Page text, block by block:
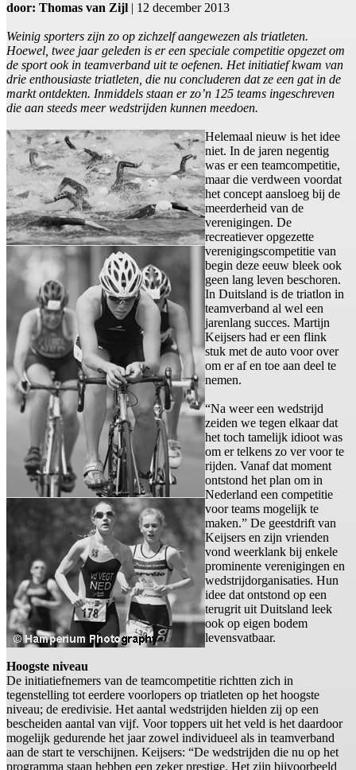
door: Thomas van Zijl | 12 december 2013
Weinig sporters zijn zo op zichzelf aangewezen als triatleten.
Hoewel, twee jaar geleden is er een speciale competitie opgezet om
de sport ook in teamverband uit te oefenen. Het initiatief kwam van
drie enthousiaste triatleten, die nu concluderen dat ze een gat in de
markt ontdekten. Inmiddels staan er zo’n 125 teams ingeschreven
die aan steeds meer wedstrijden kunnen meedoen.
Helemaal nieuw is het idee
niet. In de jaren negentig
was er een teamcompetitie,
maar die verdween voordat
het concept aansloeg bij de
meerderheid van de
verenigingen. De
recreatiever opgezette
verenigingscompetitie van
begin deze eeuw bleek ook
geen lang leven beschoren.
In Duitsland is de triatlon in
teamverband al wel een
jarenlang succes. Martijn
Keijsers had er een flink
stuk met de auto voor over
om er af en toe aan deel te
nemen.
“Na weer een wedstrijd
zeiden we tegen elkaar dat
het toch tamelijk idioot was
om er telkens zo ver voor te
rijden. Vanaf dat moment
ontstond het plan om in
Nederland een competitie
voor teams mogelijk te
maken.” De geestdrift van
Keijsers en zijn vrienden
vond weerklank bij enkele
prominente verenigingen en
wedstrijdorganisaties. Hun
idee dat ontstond op een
terugrit uit Duitsland leek
ook op eigen bodem
levensvatbaar.
Hoogste niveau
De initiatiefnemers van de teamcompetitie richtten zich in
tegenstelling tot eerdere voorlopers op triatleten op het hoogste
niveau; de eredivisie. Het aantal wedstrijden hielden zij op een
bescheiden aantal van vijf. Voor toppers uit het veld is het daardoor
mogelijk gedurende het jaar zowel individueel als in teamverband
aan de start te verschijnen. Keijsers: “De wedstrijden die nu op het
programma staan hebben een zeker prestige. Het zijn bijvoorbeeld